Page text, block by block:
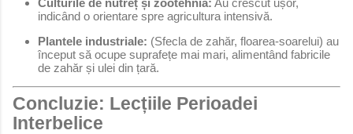
Culturile de nutreț și zootehnia: Au crescut ușor,
indicând o orientare spre agricultura intensivă.
Plantele industriale: (Sfecla de zahăr, floarea-soarelui) au
început să ocupe suprafețe mai mari, alimentând fabricile
de zahăr și ulei din țară.
Concluzie: Lecțiile Perioadei
Interbelice